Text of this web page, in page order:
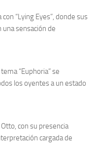
“Lying Eyes”, donde sus
sensación de
“Euphoria” se
los oyentes a un estado
con su presencia
cargada de